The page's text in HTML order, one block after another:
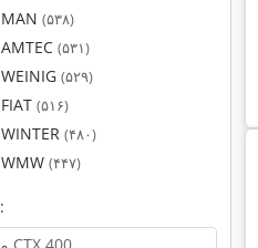
MAN (۵۳۸)
AMTEC (۵۳۱)
WEINIG (۵۲۹)
FIAT (۵۱۶)
WINTER (۴۸۰)
WMW (۴۴۷)
مدل: